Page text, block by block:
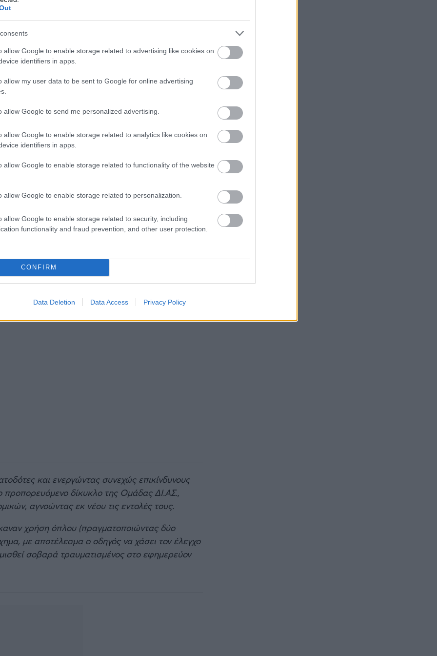
allow Google to enable storage related to advertising like cookies on
identifiers in apps.
allow my user data to be sent to Google for online advertising
allow Google to send me personalized advertising.
allow Google to enable storage related to analytics like cookies on
identifiers in apps.
allow Google to enable storage related to functionality of the website
allow Google to enable storage related to personalization.
allow Google to enable storage related to security, including
functionality and fraud prevention, and other user protection.
CONFIRM
Data Deletion Data Access Privacy Policy
διαφυγής του ανωτέρω οχήματος και
Άμεσης Δράσης.
με χρήση φωτεινών και ηχητικών
ελιγμούς για τους υπόλοιπους χρήστες του
προς την περιοχή των Διαβατών.
και ενεργώντας συνεχώς επικίνδυνους
προπορευόμενο δίκυκλο της Ομάδας ΔΙ.ΑΣ.,
αγνοώντας εκ νέου τις εντολές τους.
χρήση όπλου (πραγματοποιώντας δύο
με αποτέλεσμα ο οδηγός να χάσει τον έλεγχο
σοβαρά τραυματισμένος στο εφημερεύον